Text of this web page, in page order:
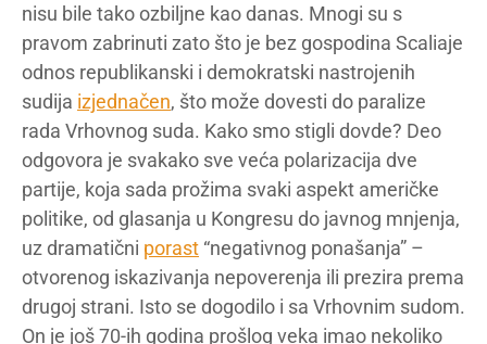
nisu bile tako ozbiljne kao danas. Mnogi su s
pravom zabrinuti zato što je bez gospodina Scaliaje
odnos republikanski i demokratski nastrojenih
sudija izjednačen, što može dovesti do paralize
rada Vrhovnog suda. Kako smo stigli dovde? Deo
odgovora je svakako sve veća polarizacija dve
partije, koja sada prožima svaki aspekt američke
politike, od glasanja u Kongresu do javnog mnjenja,
uz dramatični porast “negativnog ponašanja” –
otvorenog iskazivanja nepoverenja ili prezira prema
drugoj strani. Isto se dogodilo i sa Vrhovnim sudom.
On je još 70-ih godina prošlog veka imao nekoliko